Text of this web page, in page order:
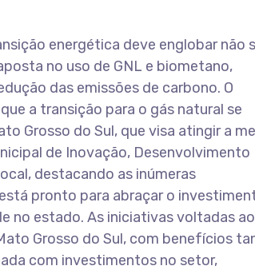
energética deve englobar não
no uso de GNL e biometano,
das emissões de carbono. O
a transição para o gás natural se
Grosso do Sul, que visa atingir a
de Inovação, Desenvolvimento
destacando as inúmeras
pronto para abraçar o
no estado. As iniciativas voltadas ao
Grosso do Sul, com benefícios
com investimentos no setor,